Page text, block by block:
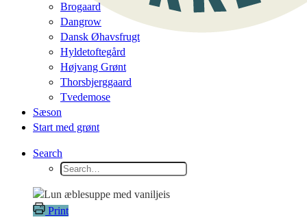
Brogaard
Dangrow
Dansk Øhavsfrugt
Hyldetoftegård
Højvang Grønt
Thorsbjerggaard
Tvedemose
Sæson
Start med grønt
Search
Print